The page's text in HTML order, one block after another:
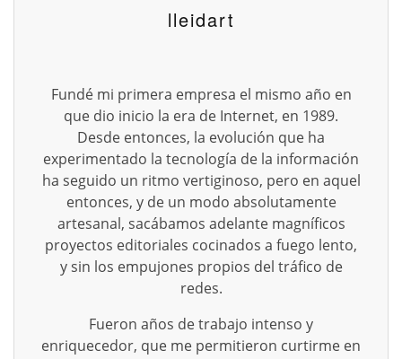
lleidart
Fundé mi primera empresa el mismo año en
que dio inicio la era de Internet, en 1989.
Desde entonces, la evolución que ha
experimentado la tecnología de la información
ha seguido un ritmo vertiginoso, pero en aquel
entonces, y de un modo absolutamente
artesanal, sacábamos adelante magníficos
proyectos editoriales cocinados a fuego lento,
y sin los empujones propios del tráfico de
redes.
Fueron años de trabajo intenso y
enriquecedor, que me permitieron curtirme en